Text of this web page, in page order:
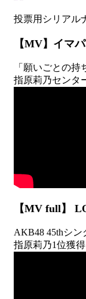
投票用シリアル
【MV】イマ
「願いごとの持
指原莉乃センタ
【MV full】
AKB48 45thシ
指原莉乃1位獲